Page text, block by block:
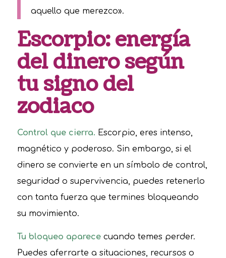
aquello que merezco».
Escorpio: energía
del dinero según
tu signo del
zodiaco
Control que cierra. Escorpio, eres intenso,
magnético y poderoso. Sin embargo, si el
dinero se convierte en un símbolo de control,
seguridad o supervivencia, puedes retenerlo
con tanta fuerza que termines bloqueando
su movimiento.
Tu bloqueo aparececuando temes perder.
Puedes aferrarte a situaciones, recursos o